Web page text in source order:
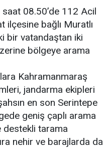
08.50’de 112 Acil
ilçesine bağlı Muratlı
bir vatandaştan iki
bölgeye arama
Kahramanmaraş
jandarma ekipleri
en son Serintepe
geniş çaplı arama
destekli tarama
nehir ve barajlarda da